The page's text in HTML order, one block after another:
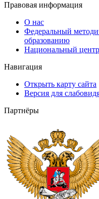
Правовая информация
О нас
Федеральный
образованию
Национальный
Навигация
Открыть карту сайта
Версия для
Партнёры